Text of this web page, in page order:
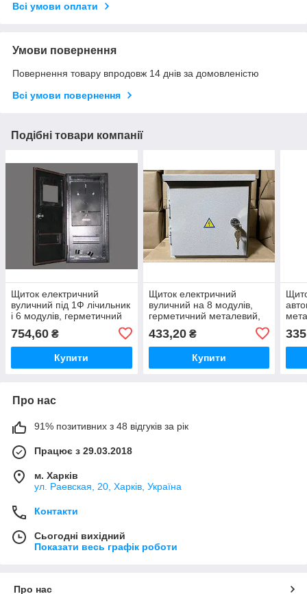
Всі умови оплати
Умови повернення
Повернення товару впродовж 14 днів за домовленістю
Всі умови повернення
Подібні товари компанії
Щиток електричний
вуличний під 1Ф лічильник
і 6 модулів, герметичний
754,60 ₴
Купити
Щиток електричний
вуличний на 8 модулів,
герметичний металевий,
433,20₴
Купити
Про нас
91% позитивних з 48 відгуків за рік
Працює з 29.03.2018
м. Харків
ул. Раевская, 20, Харків, Україна
Контакти
Сьогодні вихідний
Показати весь графік роботи
Про нас